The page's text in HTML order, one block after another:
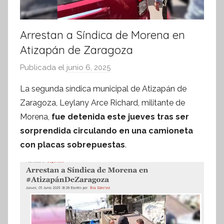
Arrestan a Síndica de Morena en
Atizapán de Zaragoza
Publicada el junio 6, 2025
r
S
í
n
t
s
s
I
La segunda síndica municipal de Atizapán de
Zaragoza, Leylany Arce Richard, militante de
Morena, fue detenida este jueves tras ser
sorprendida circulando en una camioneta
con placas sobrepuestas.